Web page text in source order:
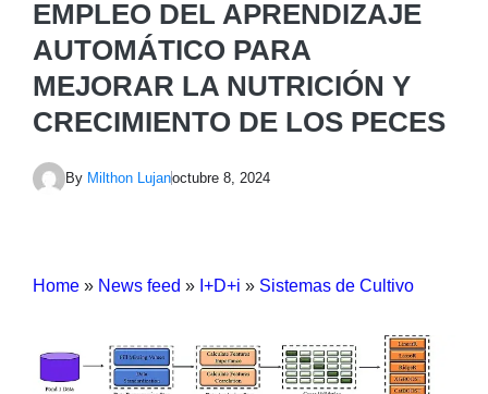
EMPLEO DEL APRENDIZAJE
AUTOMÁTICO PARA
MEJORAR LA NUTRICIÓN Y
CRECIMIENTO DE LOS PECES
By Milthon Lujanoctubre 8, 2024
Home » News feed » I+D+i » Sistemas de Cultivo